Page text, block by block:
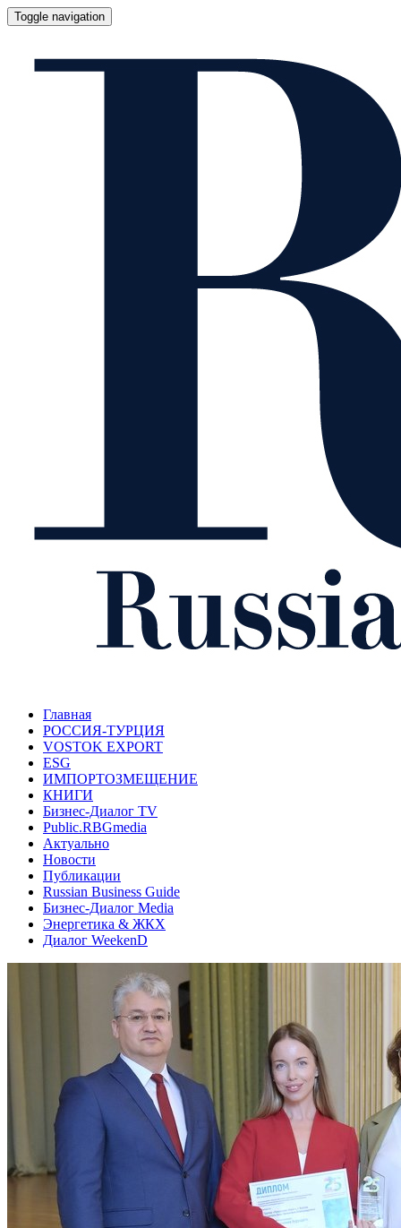
Toggle navigation
Главная
РОССИЯ-ТУРЦИЯ
VOSTOK EXPORT
ESG
ИМПОРТОЗМЕЩЕНИЕ
КНИГИ
Бизнес-Диалог TV
Public.RBGmedia
Актуально
Новости
Публикации
Russian Business Guide
Бизнес-Диалог Media
Энергетика & ЖКХ
Диалог WeekenD